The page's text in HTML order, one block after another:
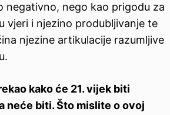
negativno, nego kao prigodu za
vjeri i njezino produbljivanje te
njezine artikulacije razumljive
kako će 21. vijek biti
neće biti. Što mislite o ovoj